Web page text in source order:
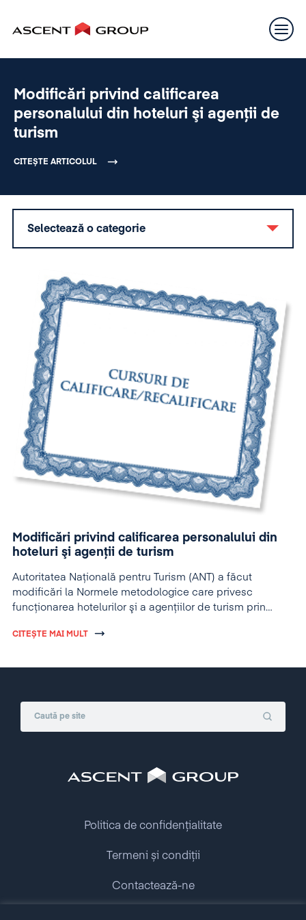
Modificări privind calificarea
personalului din hoteluri şi agenţii de
turism
CITEȘTE ARTICOLUL
Selectează o categorie
Modificări privind calificarea personalului din
hoteluri şi agenţii de turism
Autoritatea Naţională pentru Turism (ANT) a făcut
modificări la Normele metodologice care privesc
funcţionarea hotelurilor şi a agenţiilor de turism prin
CITEȘTE MAI MULT
Politica de confidențialitate
Termeni și condiții
Contactează-ne